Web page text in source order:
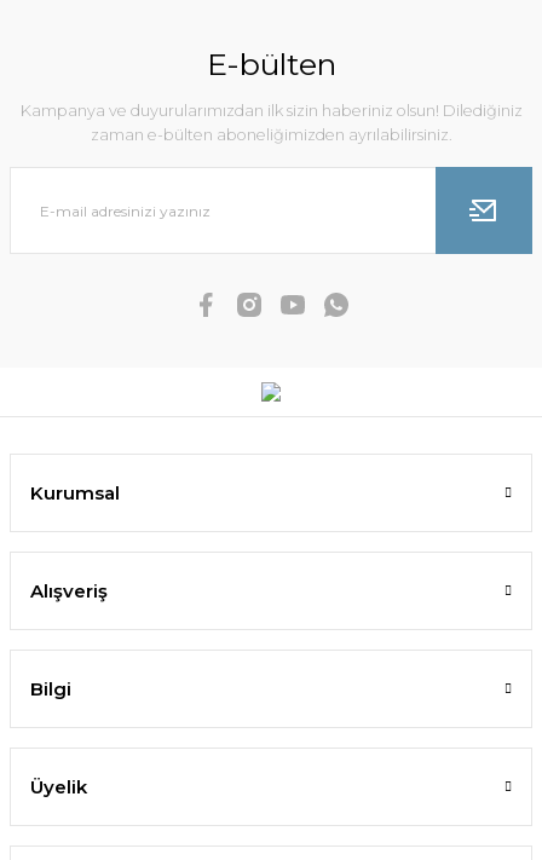
E-bülten
Kampanya ve duyurularımızdan ilk sizin haberiniz olsun! Dilediğiniz
zaman e-bülten aboneliğimizden ayrılabilirsiniz.
Kurumsal
Alışveriş
Bilgi
Üyelik